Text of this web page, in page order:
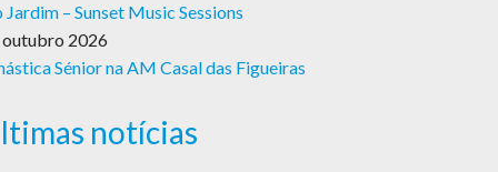
Jardim – Sunset Music Sessions
2026
Sénior na AM Casal das Figueiras
notícias